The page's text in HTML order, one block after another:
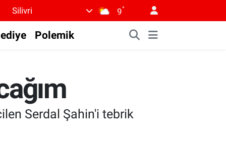
Silivri 9°
Polemik
Serdal Şahin'i tebrik